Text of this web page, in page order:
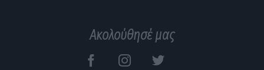
Ακολούθησέ μας